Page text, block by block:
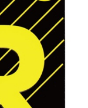
パーカッション
子ピアノ
その他楽器